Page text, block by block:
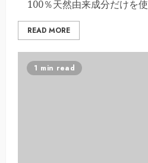
100％天然由来成分だけを使
READ MORE
1 min read